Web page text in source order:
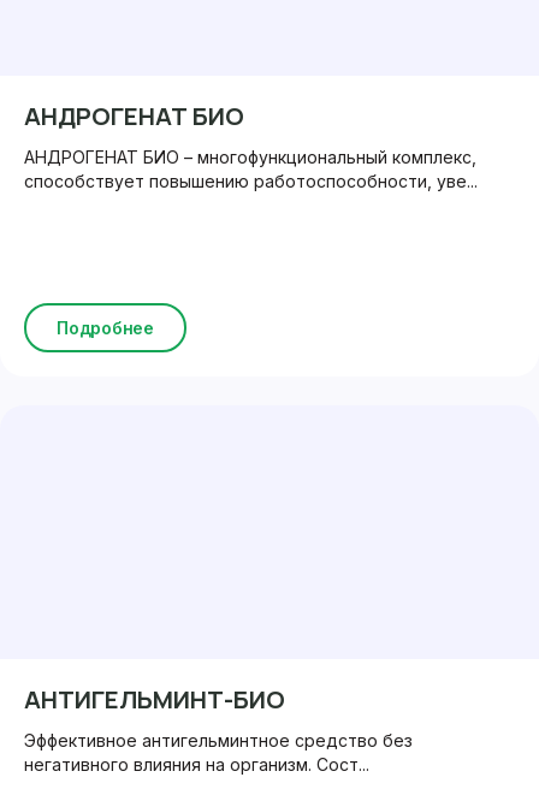
АНДРОГЕНАТ БИО
АНДРОГЕНАТ БИО – многофункциональный комплекс,
способствует повышению работоспособности, уве...
Подробнее
АНТИГЕЛЬМИНТ-БИО
Эффективное антигельминтное средство без
негативного влияния на организм. Сост...